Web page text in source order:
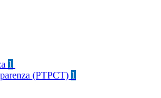
1
(PTPCT) 1